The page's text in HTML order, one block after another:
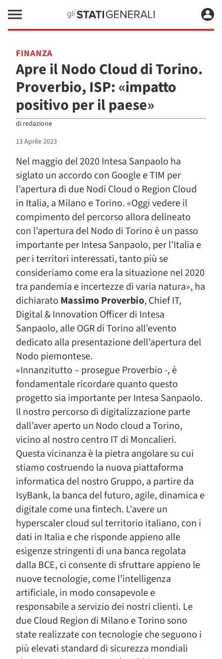
FINANZA
Apre il Nodo Cloud di Torino.
Proverbio, ISP: «impatto
positivo per il paese»
di redazione
13 Aprile 2023
Nel maggio del 2020 Intesa Sanpaolo ha
siglato un accordo con Google e TIM per
l’apertura di due Nodi Cloud o Region Cloud
in Italia, a Milano e Torino. «Oggi vedere il
compimento del percorso allora delineato
con l’apertura del Nodo di Torino è un passo
importante per Intesa Sanpaolo, per l’Italia e
per i territori interessati, tanto più se
consideriamo come era la situazione nel 2020
tra pandemia e incertezze di varia natura», ha
dichiarato Massimo Proverbio, Chief IT,
Digital & Innovation Officer di Intesa
Sanpaolo, alle OGR di Torino all’evento
dedicato alla presentazione dell’apertura del
Nodo piemontese.
«Innanzitutto – prosegue Proverbio -, è
fondamentale ricordare quanto questo
progetto sia importante per Intesa Sanpaolo.
Il nostro percorso di digitalizzazione parte
dall’aver aperto un Nodo cloud a Torino,
vicino al nostro centro IT di Moncalieri.
Questa vicinanza è la pietra angolare su cui
stiamo costruendo la nuova piattaforma
informatica del nostro Gruppo, a partire da
IsyBank, la banca del futuro, agile, dinamica e
digitale come una fintech. L’avere un
hyperscaler cloud sul territorio italiano, con i
dati in Italia e che risponde appieno alle
esigenze stringenti di una banca regolata
dalla BCE, ci consente di sfruttare appieno le
nuove tecnologie, come l’intelligenza
artificiale, in modo consapevole e
responsabile a servizio dei nostri clienti. Le
due Cloud Region di Milano e Torino sono
state realizzate con tecnologie che seguono i
più elevati standard di sicurezza mondiali